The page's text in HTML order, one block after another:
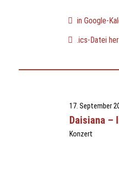
in Google-
.ics-Datei
17. September
Daisiana –
Konzert